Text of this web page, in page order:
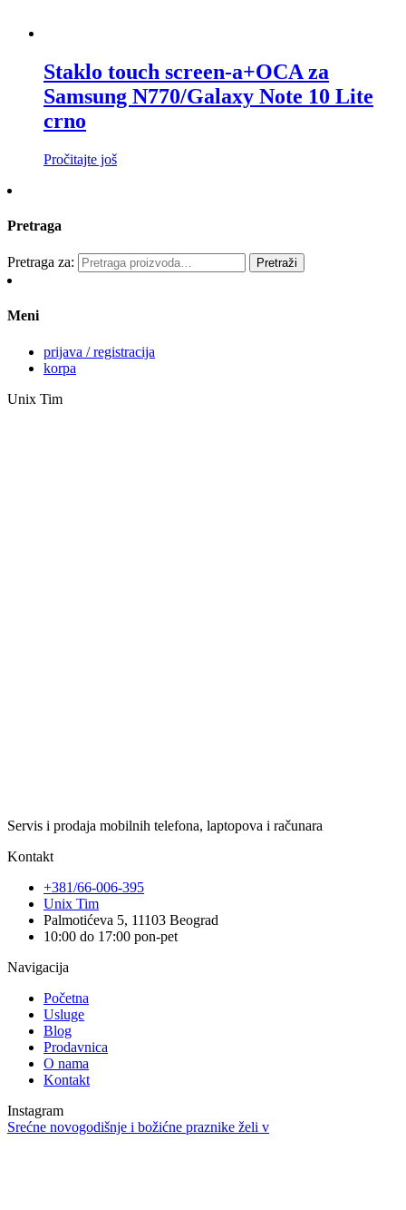
Staklo touch screen-a+OCA za
Samsung N770/Galaxy Note 10 Lite
crno
Pročitajte još
Pretraga
Pretraga za: Pretraži
Meni
prijava / registracija
korpa
Unix Tim
Servis i prodaja mobilnih telefona, laptopova i računara
Kontakt
+381/66-006-395
Unix Tim
Palmotićeva 5, 11103 Beograd
10:00 do 17:00 pon-pet
Navigacija
Početna
Usluge
Blog
Prodavnica
O nama
Kontakt
Instagram
Srećne novogodišnje i božićne praznike želi v